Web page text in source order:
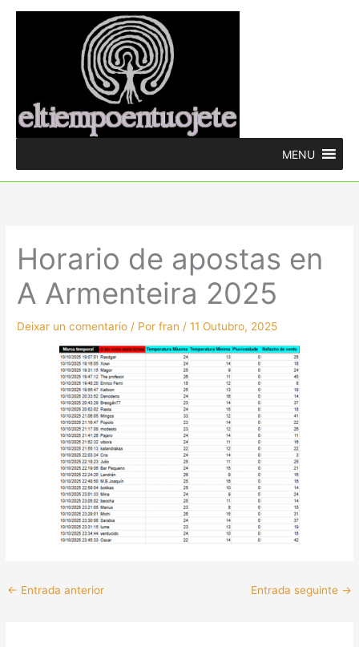
MENU
Horario de apostas en
A Armenteira 2025
Deixar un comentario / Porfran/11 Outubro, 2025
← Entrada anterior Entrada seguinte →